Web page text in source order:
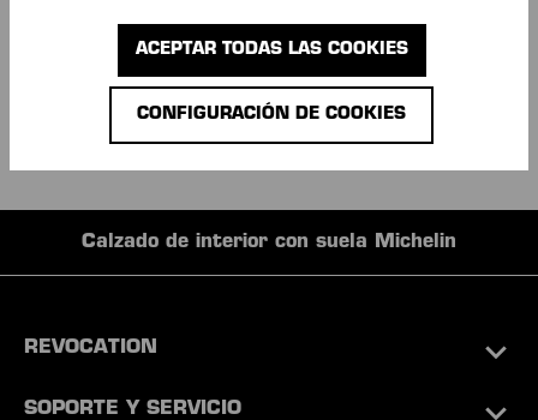
Calzado de interior con suela Michelin
REVOCATION
SOPORTE Y SERVICIO
CONFIGURACIÓN DE COOKIES
ACEPTAR TODAS LAS COOKIES